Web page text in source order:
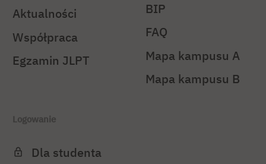
Aktualności
Współpraca
Egzamin JLPT
BIP
FAQ
Mapa kampusu A
Mapa kampusu B
Logowanie
Dla studenta